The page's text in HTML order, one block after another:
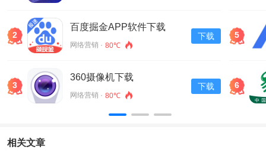
2
百度掘金APP软件下载
网络营销 · 80℃
下载
3
360摄像机下载
网络营销 · 80℃
下载
5
6
相关文章